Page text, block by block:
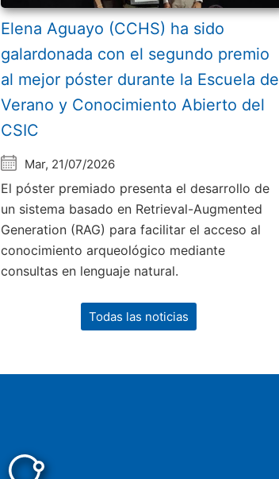
Elena Aguayo (CCHS) ha sido
galardonada con el segundo premio
al mejor póster durante la Escuela de
Verano y Conocimiento Abierto del
CSIC
Mar, 21/07/2026
El póster premiado presenta el desarrollo de
un sistema basado en Retrieval-Augmented
Generation (RAG) para facilitar el acceso al
conocimiento arqueológico mediante
consultas en lenguaje natural.
Todas las noticias